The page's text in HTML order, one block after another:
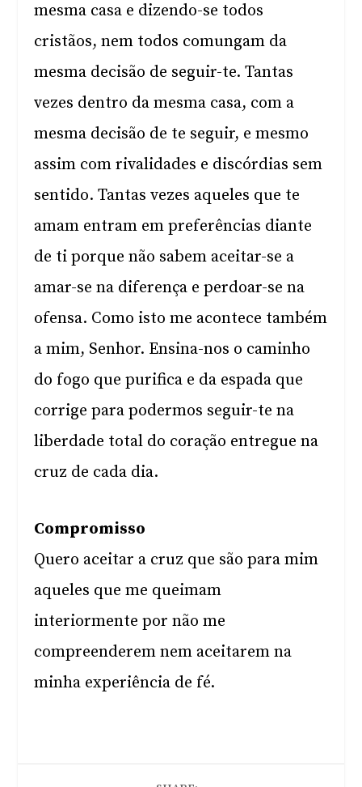
mesma casa e dizendo-se todos
cristãos, nem todos comungam da
mesma decisão de seguir-te. Tantas
vezes dentro da mesma casa, com a
mesma decisão de te seguir, e mesmo
assim com rivalidades e discórdias sem
sentido. Tantas vezes aqueles que te
amam entram em preferências diante
de ti porque não sabem aceitar-se a
amar-se na diferença e perdoar-se na
ofensa. Como isto me acontece também
a mim, Senhor. Ensina-nos o caminho
do fogo que purifica e da espada que
corrige para podermos seguir-te na
liberdade total do coração entregue na
cruz de cada dia.
Compromisso
Quero aceitar a cruz que são para mim
aqueles que me queimam
interiormente por não me
compreenderem nem aceitarem na
minha experiência de fé.